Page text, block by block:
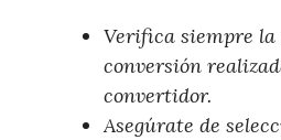
Verifica siempre
conversión
convertidor.
Asegúrate de